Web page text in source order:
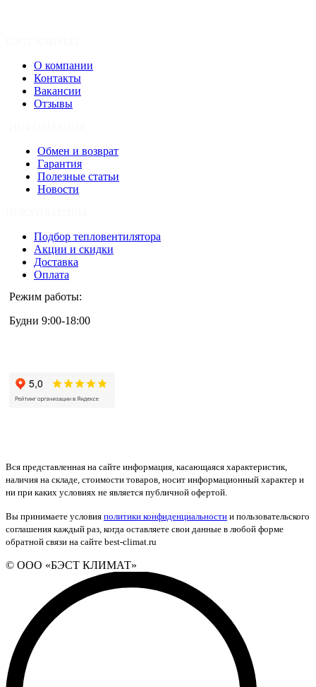
О компании
Контакты
Вакансии
Отзывы
Обмен и возврат
Гарантия
Полезные статьи
Новости
Подбор тепловентилятора
Акции и скидки
Доставка
Оплата
Режим работы:
Будни 9:00-18:00
Вся представленная на сайте информация, касающаяся характеристик,
наличия на складе, стоимости товаров, носит информационный характер и
ни при каких условиях не является публичной офертой.
Вы принимаете условия политики конфиденциальности и пользовательского
соглашения каждый раз, когда оставляете свои данные в любой форме
обратной связи на сайте best-climat.ru
© ООО «БЭСТ КЛИМАТ»